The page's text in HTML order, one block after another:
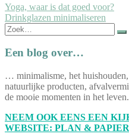
Bericht
navigatie
Yoga, waar is dat goed voor?
Drinkglazen minimaliseren
Zoek
naar:
Een blog over…
… minimalisme, het
natuurlijke producten,
de mooie momenten in het leven.
NEEM OOK EENS EEN
WEBSITE: PLAN &